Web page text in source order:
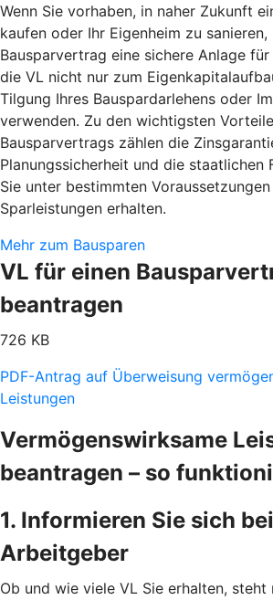
Wenn Sie vorhaben, in naher Zukunft
kaufen oder Ihr Eigenheim zu sanieren,
Bausparvertrag eine sichere Anlage
die VL nicht nur zum
Tilgung Ihres Bauspardarlehens oder
verwenden. Zu den wichtigsten
Bausparvertrags zählen die
Planungssicherheit und die staatlichen
Sie unter bestimmten
Sparleistungen erhalten.
Mehr zum Bausparen
VL für einen
beantragen
726 KB
PDF-Antrag auf Überweisung
Leistungen
Vermögenswirksame
beantragen – so
1. Informieren Sie sich
Arbeitgeber
Ob und wie viele VL Sie erhalten, steht